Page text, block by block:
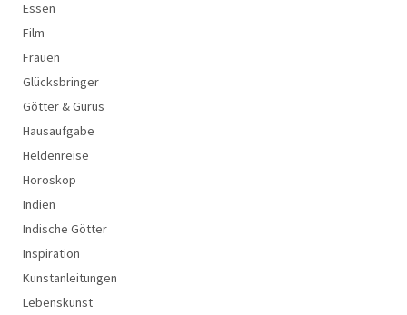
Essen
Film
Frauen
Glücksbringer
Götter & Gurus
Hausaufgabe
Heldenreise
Horoskop
Indien
Indische Götter
Inspiration
Kunstanleitungen
Lebenskunst